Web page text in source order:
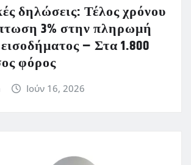
δηλώσεις: Τέλος χρόνου
3% στην πληρωμή
– Στα 1.800
φόρος
Ιούν 16, 2026